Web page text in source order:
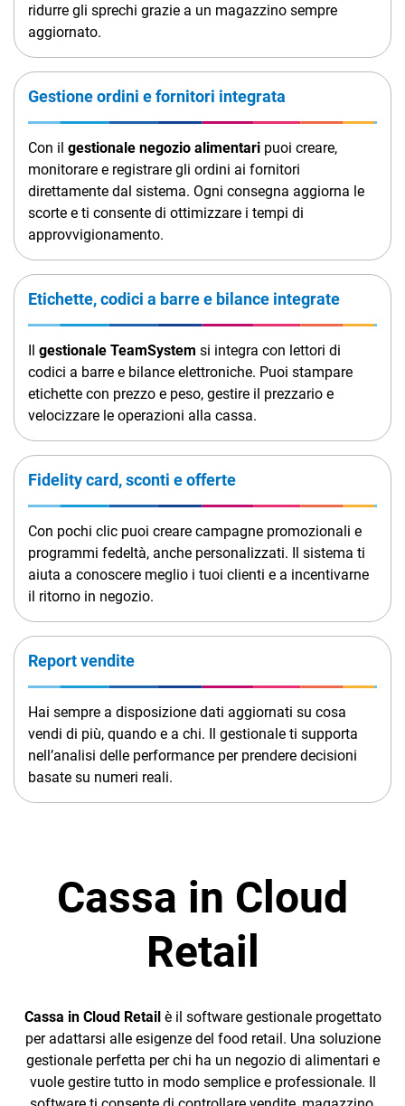
ridurre gli sprechi grazie a un magazzino sempre
aggiornato.
Gestione ordini e fornitori integrata
Con il gestionale negozio alimentari puoi creare,
monitorare e registrare gli ordini ai fornitori
direttamente dal sistema. Ogni consegna aggiorna le
scorte e ti consente di ottimizzare i tempi di
approvvigionamento.
Etichette, codici a barre e bilance integrate
Il gestionale TeamSystem si integra con lettori di
codici a barre e bilance elettroniche. Puoi stampare
etichette con prezzo e peso, gestire il prezzario e
velocizzare le operazioni alla cassa.
Fidelity card, sconti e offerte
Con pochi clic puoi creare campagne promozionali e
programmi fedeltà, anche personalizzati. Il sistema ti
aiuta a conoscere meglio i tuoi clienti e a incentivarne
il ritorno in negozio.
Report vendite
Hai sempre a disposizione dati aggiornati su cosa
vendi di più, quando e a chi. Il gestionale ti supporta
nell’analisi delle performance per prendere decisioni
basate su numeri reali.
Cassa in Cloud
Retail
Cassa in Cloud Retailè il software gestionale progettato
per adattarsi alle esigenze del food retail. Una soluzione
gestionale perfetta per chi ha un negozio di alimentari e
vuole gestire tutto in modo semplice e professionale. Il